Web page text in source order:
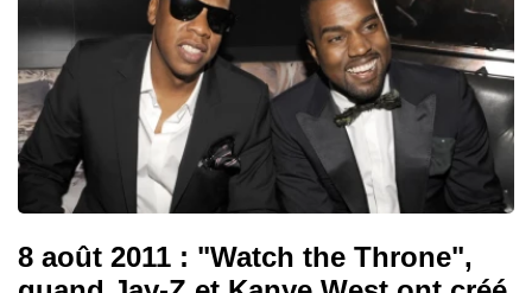
8 août 2011 : "Watch the Throne",